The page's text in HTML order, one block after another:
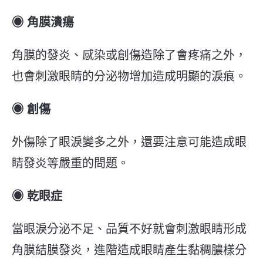
◉ 角膜潰瘍
角膜的發炎、感染或創傷造除了會疼痛之外，
也會刺激眼睛的分泌物增加造成明顯的淚痕。
◉ 創傷
外傷除了眼淚變多之外，還要注意可能造成眼
睛發炎等嚴重的問題。
◉ 乾眼症
當眼淚分泌不足、品質不好就會刺激眼睛形成
角膜結膜發炎，進階造成眼睛產生黏稠膿樣分